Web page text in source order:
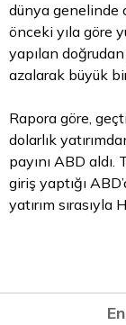
dünya genelinde
önceki yıla göre
yapılan
azalarak büyük
Rapora göre,
dolarlık
payını ABD
giriş yaptığı
yatırım sırasıyla